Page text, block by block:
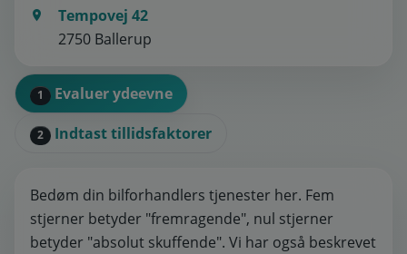
Tempovej 42
2750 Ballerup
1 Evaluer ydeevne
2 Indtast tillidsfaktorer
Bedøm din bilforhandlers tjenester her. Fem
stjerner betyder "fremragende", nul stjerner
betyder "absolut skuffende". Vi har også beskrevet